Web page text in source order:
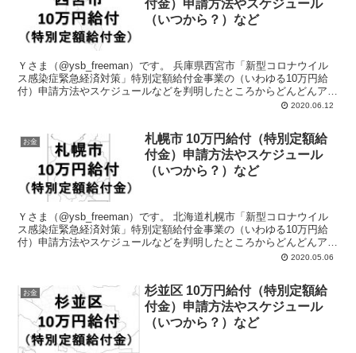
付金）申請方法やスケジュール
（いつから？）など
Ｙさま（@ysb_freeman）です。 兵庫県西宮市「新型コロナウイル
ス感染症緊急経済対策」特別定額給付金事業の（いわゆる10万円給
付）申請方法やスケジュールなどを判明したところからどんどんアッ
2020.06.12
お金
札幌市 10万円給付（特別定額給
付金）申請方法やスケジュール
（いつから？）など
Ｙさま（@ysb_freeman）です。 北海道札幌市「新型コロナウイル
ス感染症緊急経済対策」特別定額給付金事業の（いわゆる10万円給
付）申請方法やスケジュールなどを判明したところからどんどんアッ
2020.05.06
お金
杉並区 10万円給付（特別定額給
付金）申請方法やスケジュール
（いつから？）など